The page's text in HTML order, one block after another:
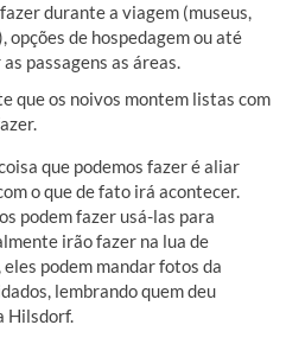
durante a viagem (museus,
de hospedagem ou até
passagens as áreas.
que os noivos montem listas com
que podemos fazer é aliar
o que de fato irá acontecer.
podem fazer usá-las para
irão fazer na lua de
podem mandar fotos da
lembrando quem deu
Hilsdorf.